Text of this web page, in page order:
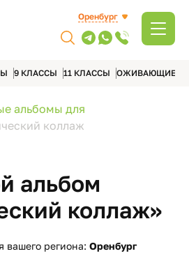
Оренбург
9 КЛАССЫ 11 КЛАССЫ ОЖИВАЮЩИЕ
альбомы для
коллаж
альбом
коллаж»
вашего региона: Оренбург